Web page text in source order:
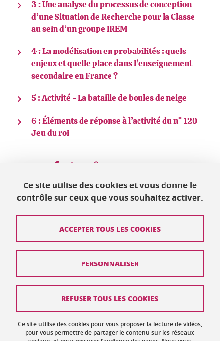
3 : Une analyse du processus de conception
d’une Situation de Recherche pour la Classe
au sein d’un groupe IREM
4 : La modélisation en probabilités : quels
enjeux et quelle place dans l’enseignement
secondaire en France ?
5 : Activité - La bataille de boules de neige
6 : Éléments de réponse à l’activité du n° 120
Jeu du roi
Partager Partager sur Facebook
Partager sur LinkedIn
Mis à jour le 30 janvier 2025
Contact
Mentions légales
Données personnelles : politique de confidentialité
Ce site utilise des cookies et vous donne le
contrôle sur ceux que vous souhaitez activer.
Ce site utilise des cookies pour vous proposer la lecture de vidéos,
pour vous permettre de partager le contenu sur les réseaux
ACCEPTER TOUS LES COOKIES
REFUSER TOUS LES COOKIES
PERSONNALISER